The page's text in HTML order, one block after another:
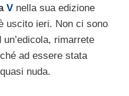
V nella sua edizione
uscito ieri. Non ci sono
rimarrete
ad essere stata
quasi nuda.